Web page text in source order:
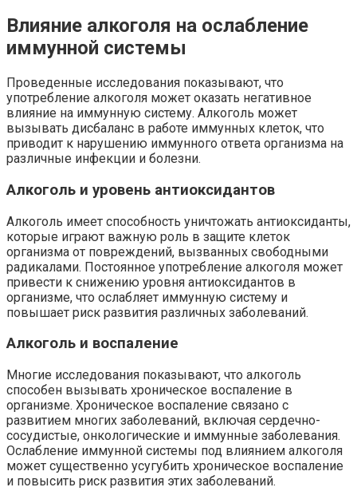
Влияние алкоголя на ослабление
иммунной системы
Проведенные исследования показывают, что
употребление алкоголя может оказать негативное
влияние на иммунную систему. Алкоголь может
вызывать дисбаланс в работе иммунных клеток, что
приводит к нарушению иммунного ответа организма на
различные инфекции и болезни.
Алкоголь и уровень антиоксидантов
Алкоголь имеет способность уничтожать антиоксиданты,
которые играют важную роль в защите клеток
организма от повреждений, вызванных свободными
радикалами. Постоянное употребление алкоголя может
привести к снижению уровня антиоксидантов в
организме, что ослабляет иммунную систему и
повышает риск развития различных заболеваний.
Алкоголь и воспаление
Многие исследования показывают, что алкоголь
способен вызывать хроническое воспаление в
организме. Хроническое воспаление связано с
развитием многих заболеваний, включая сердечно-
сосудистые, онкологические и иммунные заболевания.
Ослабление иммунной системы под влиянием алкоголя
может существенно усугубить хроническое воспаление
и повысить риск развития этих заболеваний.